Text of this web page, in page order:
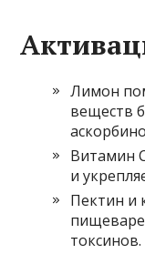
Лимон
веществ
Витамин
и
Пектин и
токсинов.